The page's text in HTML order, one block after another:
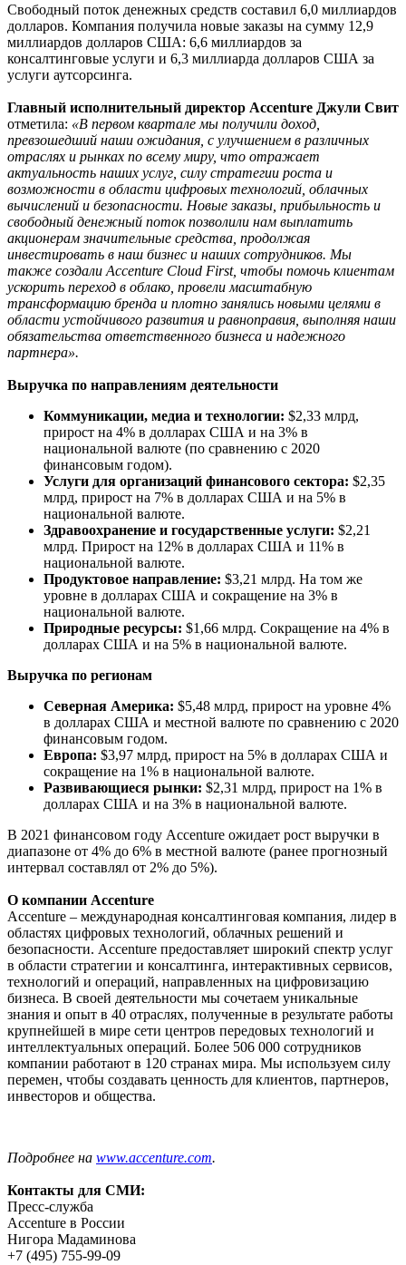
Свободный поток денежных средств составил 6,0 миллиардов
долларов. Компания получила новые заказы на сумму 12,9
миллиардов долларов США: 6,6 миллиардов за
консалтинговые услуги и 6,3 миллиарда долларов США за
услуги аутсорсинга.
Главный исполнительный директор Accenture Джули Свит
отметила: «В первом квартале мы получили доход,
превзошедший наши ожидания, с улучшением в различных
отраслях и рынках по всему миру, что отражает
актуальность наших услуг, силу стратегии роста и
возможности в области цифровых технологий, облачных
вычислений и безопасности. Новые заказы, прибыльность и
свободный денежный поток позволили нам выплатить
акционерам значительные средства, продолжая
инвестировать в наш бизнес и наших сотрудников. Мы
также создали Accenture Cloud First, чтобы помочь клиентам
ускорить переход в облако, провели масштабную
трансформацию бренда и плотно занялись новыми целями в
области устойчивого развития и равноправия, выполняя наши
обязательства ответственного бизнеса и надежного
партнера».
Выручка по направлениям деятельности
Коммуникации, медиа и технологии: $2,33 млрд,
прирост на 4% в долларах США и на 3% в
национальной валюте (по сравнению с 2020
финансовым годом).
Услуги для организаций финансового сектора: $2,35
млрд, прирост на 7% в долларах США и на 5% в
национальной валюте.
Здравоохранение и государственные услуги: $2,21
млрд. Прирост на 12% в долларах США и 11% в
национальной валюте.
Продуктовое направление: $3,21 млрд. На том же
уровне в долларах США и сокращение на 3% в
национальной валюте.
Природные ресурсы: $1,66 млрд. Сокращение на 4% в
долларах США и на 5% в национальной валюте.
Выручка по регионам
Северная Америка: $5,48 млрд, прирост на уровне 4%
в долларах США и местной валюте по сравнению с 2020
финансовым годом.
Европа: $3,97 млрд, прирост на 5% в долларах США и
сокращение на 1% в национальной валюте.
Развивающиеся рынки: $2,31 млрд, прирост на 1% в
долларах США и на 3% в национальной валюте.
В 2021 финансовом году Accenture ожидает рост выручки в
диапазоне от 4% до 6% в местной валюте (ранее прогнозный
интервал составлял от 2% до 5%).
О компании Accenture
Accenture – международная консалтинговая компания, лидер в
областях цифровых технологий, облачных решений и
безопасности. Accenture предоставляет широкий спектр услуг
в области стратегии и консалтинга, интерактивных сервисов,
технологий и операций, направленных на цифровизацию
бизнеса. В своей деятельности мы сочетаем уникальные
знания и опыт в 40 отраслях, полученные в результате работы
крупнейшей в мире сети центров передовых технологий и
интеллектуальных операций. Более 506 000 сотрудников
компании работают в 120 странах мира. Мы используем силу
перемен, чтобы создавать ценность для клиентов, партнеров,
инвесторов и общества.
Подробнее на www.accenture.com.
Контакты для СМИ:
Пресс-служба
Accenture в России
Нигора Мадаминова
+7 (495) 755-99-09